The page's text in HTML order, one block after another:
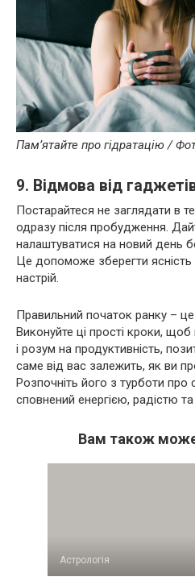
Пам’ятайте про гідратацію /
9. Відмова від
Постарайтеся не заглядати в
одразу після пробудження.
налаштуватися на новий день
Це допоможе зберегти ясність
настрій.
Правильний початок ранку –
Виконуйте ці прості кроки, щоб
і розум на продуктивність,
саме від вас залежить, як ви
Розпочніть його з турботи про
сповнений енергією, радістю
Вам також може
Астрологія